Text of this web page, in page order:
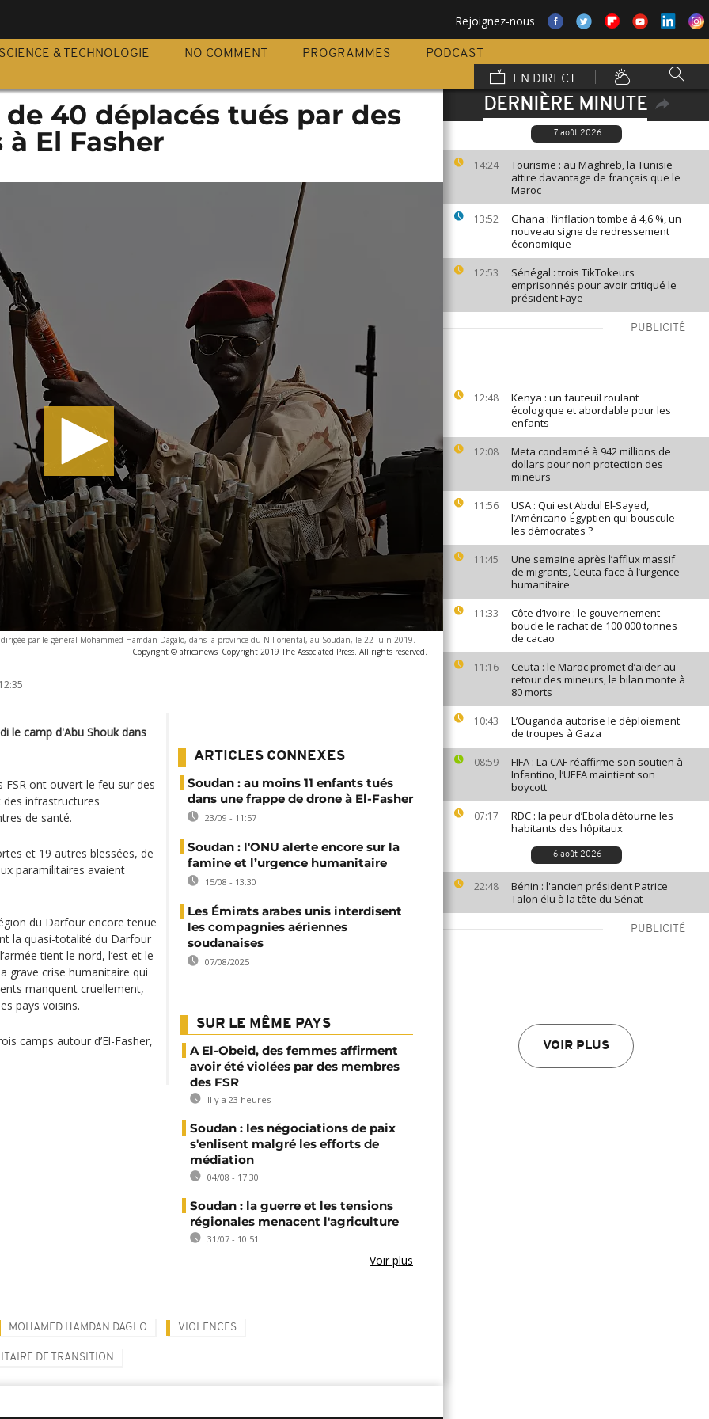
Rejoignez-nous
SCIENCE & TECHNOLOGIE NO COMMENT PROGRAMMES
PODCAST
EN DIRECT
DERNIÈRE MINUTE
7 août 2026
14:24
Tourisme : au Maghreb, la Tunisie
attire davantage de français que le
Maroc
13:52
Ghana : l’inflation tombe à 4,6 %, un
nouveau signe de redressement
économique
12:53
Sénégal : trois TikTokeurs
emprisonnés pour avoir critiqué le
président Faye
PUBLICITÉ
12:48
Kenya : un fauteuil roulant
écologique et abordable pour les
enfants
12:08
Meta condamné à 942 millions de
dollars pour non protection des
mineurs
11:56
USA : Qui est Abdul El-Sayed,
l’Américano-Égyptien qui bouscule
les démocrates ?
11:45
Une semaine après l’afflux massif
de migrants, Ceuta face à l’urgence
humanitaire
11:33
Côte d’Ivoire : le gouvernement
boucle le rachat de 100 000 tonnes
de cacao
11:16
Ceuta : le Maroc promet d’aider au
retour des mineurs, le bilan monte à
80 morts
10:43
L’Ouganda autorise le déploiement
de troupes à Gaza
08:59
FIFA : La CAF réaffirme son soutien à
Infantino, l’UEFA maintient son
boycott
07:17
RDC : la peur d’Ebola détourne les
habitants des hôpitaux
6 août 2026
22:48
Bénin : l'ancien président Patrice
Talon élu à la tête du Sénat
PUBLICITÉ
VOIR PLUS
40 déplacés tués par des
El Fasher
par le général Mohammed Hamdan Dagalo, dans la province du Nil oriental, au Soudan, le 22 juin 2019. -
Copyright © africanews Copyright 2019 The Associated Press. All rights reserved.
le camp d'Abu Shouk dans
FSR ont ouvert le feu sur des
infrastructures
de santé.
et 19 autres blessées, de
paramilitaires avaient
du Darfour encore tenue
la quasi-totalité du Darfour
tient le nord, l’est et le
grave crise humanitaire qui
manquent cruellement,
pays voisins.
camps autour d’El-Fasher,
ARTICLES CONNEXES
Soudan : au moins 11 enfants tués
dans une frappe de drone à El-Fasher
23/09 - 11:57
Soudan : l'ONU alerte encore sur la
famine et l’urgence humanitaire
15/08 - 13:30
Les Émirats arabes unis interdisent
les compagnies aériennes
soudanaises
07/08/2025
SUR LE MÊME PAYS
A El-Obeid, des femmes affirment
avoir été violées par des membres
des FSR
Il y a 23 heures
Soudan : les négociations de paix
s'enlisent malgré les efforts de
médiation
04/08 - 17:30
Soudan : la guerre et les tensions
régionales menacent l'agriculture
31/07 - 10:51
Voir plus
MOHAMED HAMDAN DAGLO VIOLENCES
DE TRANSITION